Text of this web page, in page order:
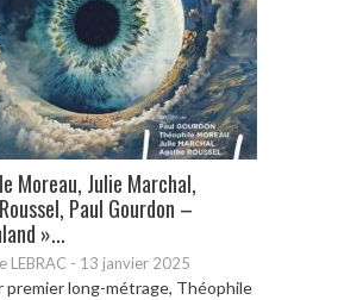
Moreau, Julie Marchal,
Paul Gourdon –
»...
LEBRAC - 13 janvier 2025
premier long-métrage, Théophile